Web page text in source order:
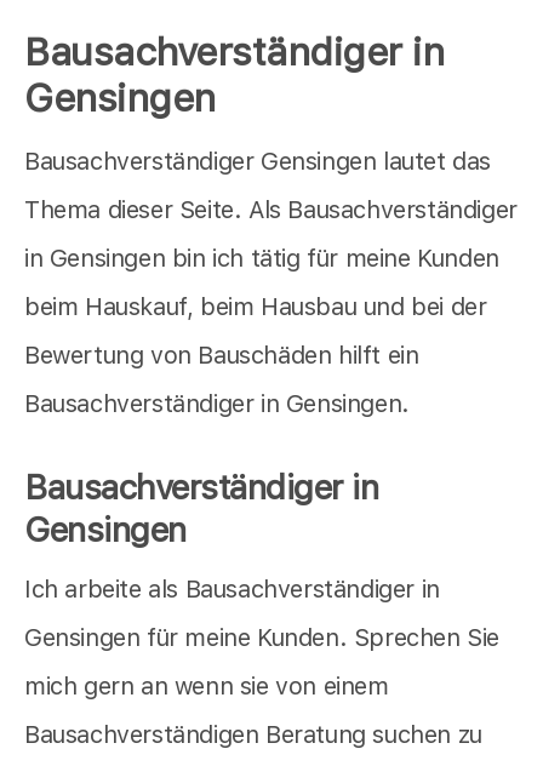
Bausachverständiger in
Gensingen
Bausachverständiger Gensingen lautet das
Thema dieser Seite. Als Bausachverständiger
in Gensingen bin ich tätig für meine Kunden
beim Hauskauf, beim Hausbau und bei der
Bewertung von Bauschäden hilft ein
Bausachverständiger in Gensingen.
Bausachverständiger in
Gensingen
Ich arbeite als Bausachverständiger in
Gensingen für meine Kunden. Sprechen Sie
mich gern an wenn sie von einem
Bausachverständigen Beratung suchen zu